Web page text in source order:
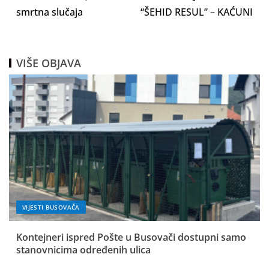
smrtna slučaja
“ŠEHID RESUL” – KAĆUNI
VIŠE OBJAVA
VIJESTI BUSOVAČA
Kontejneri ispred Pošte u Busovači dostupni samo
stanovnicima određenih ulica